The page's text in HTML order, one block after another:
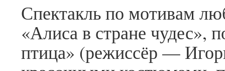
Спектакль по мотивам
«Алиса в стране чудес»,
птица» (режиссёр —